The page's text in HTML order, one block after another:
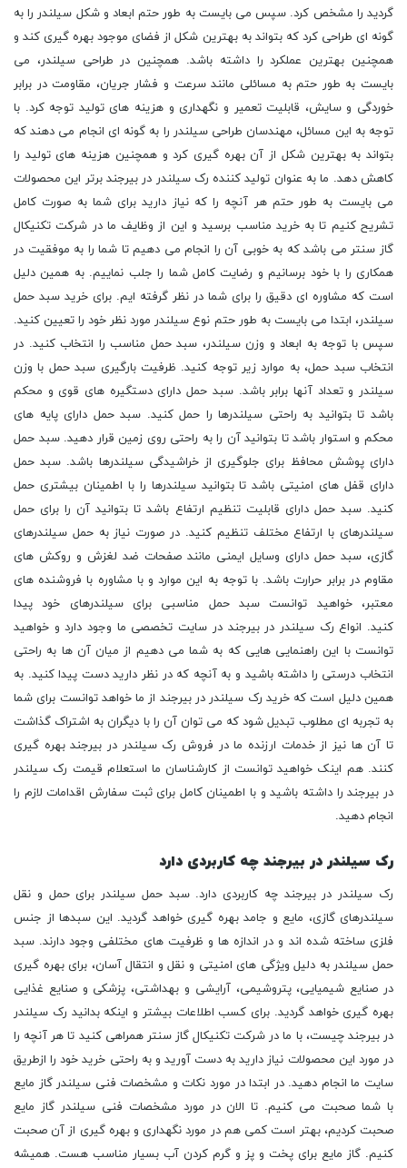
رک سیلندر در بیرجند چه کاربردی دارد
رک سیلندر در بیرجند چه کاربردی دارد. سبد حمل سیلندر برای حمل و نقل
سیلندرهای گازی، مایع و جامد بهره گیری خواهد گردید. این سبدها از جنس
فلزی ساخته شده اند و در اندازه ها و ظرفیت های مختلفی وجود دارند. سبد
حمل سیلندر به دلیل ویژگی های امنیتی و نقل و انتقال آسان، برای بهره گیری
در صنایع شیمیایی، پتروشیمی، آرایشی و بهداشتی، پزشکی و صنایع غذایی
بهره گیری خواهد گردید. برای کسب اطلاعات بیشتر و اینکه بدانید رک سیلندر
در بیرجند چیست، با ما در شرکت تکنیکال گاز سنتر همراهی کنید تا هر آنچه را
در مورد این محصولات نیاز دارید به دست آورید و به راحتی خرید خود را ازطریق
سایت ما انجام دهید. در ابتدا در مورد نکات و مشخصات فنی سیلندر گاز مایع
با شما صحبت می کنیم. تا الان در مورد مشخصات فنی سیلندر گاز مایع
صحبت کردیم، بهتر است کمی هم در مورد نگهداری و بهره گیری از آن صحبت
کنیم. گاز مایع برای پخت و پز و گرم کردن آب بسیار مناسب هست. همیشه